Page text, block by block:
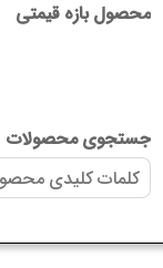
محصول بازه قیمتی
جستجوی محصولات